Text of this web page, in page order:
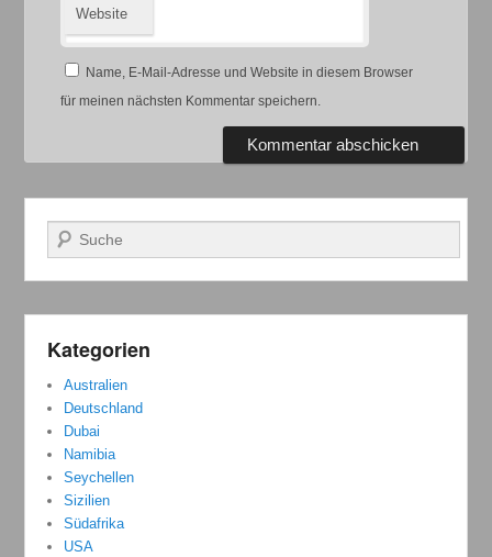
Website
Name, E-Mail-Adresse und Website in diesem Browser
für meinen nächsten Kommentar speichern.
Suchen
Kategorien
Australien
Deutschland
Dubai
Namibia
Seychellen
Sizilien
Südafrika
USA